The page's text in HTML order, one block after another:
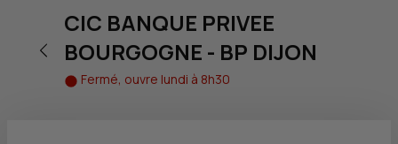
Retour vers la page précédente
CIC BANQUE PRIVEE
BOURGOGNE - BP DIJON
Fermé, ouvre lundi à 8h30